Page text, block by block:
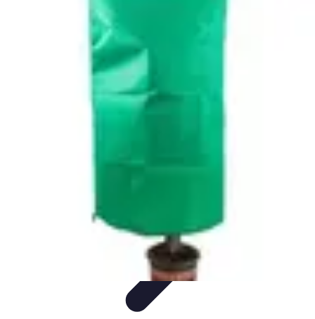
Choisir un Plombier
Conseils Pratiques Conseils
Plombier Disponible